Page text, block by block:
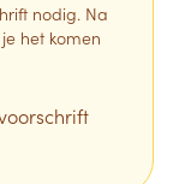
nodig. Na
het komen